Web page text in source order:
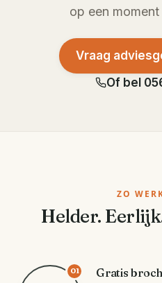
op een
Vraag
Of bel
ZO
Helder.
01 Gratis